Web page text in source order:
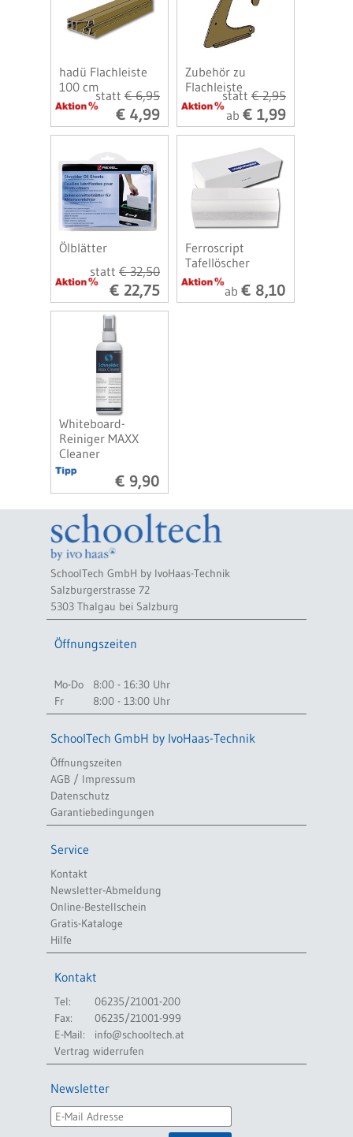
hadü Flachleiste
100 cm
statt € 6,95
€ 4,99
Zubehör zu
Flachleiste
statt € 2,95
ab € 1,99
Ölblätter
statt € 32,50
€ 22,75
Ferroscript
Tafellöscher
ab € 8,10
Whiteboard-
Reiniger MAXX
Cleaner
€ 9,90
SchoolTech GmbH by IvoHaas-Technik
Salzburgerstrasse 72
5303 Thalgau bei Salzburg
Öffnungszeiten
Mo-Do
8:00 - 16:30 Uhr
Fr
8:00 - 13:00 Uhr
SchoolTech GmbH by IvoHaas-Technik
Öffnungszeiten
AGB / Impressum
Datenschutz
Garantiebedingungen
Service
Kontakt
Newsletter-Abmeldung
Online-Bestellschein
Gratis-Kataloge
Hilfe
Kontakt
Tel:
06235/21001-200
Fax:
06235/21001-999
E-Mail:
info@schooltech.at
Vertrag widerrufen
Newsletter